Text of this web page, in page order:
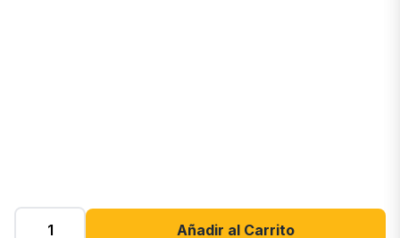
Añadir al Carrito